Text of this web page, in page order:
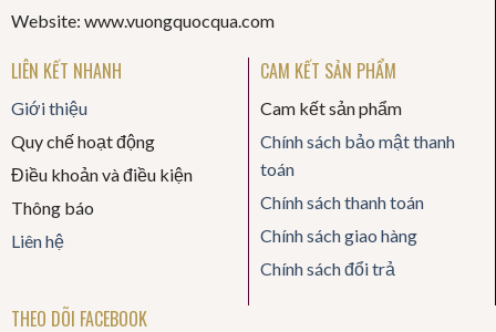
Website: www.vuongquocqua.com
LIÊN KẾT NHANH
Giới thiệu
Quy chế hoạt động
Điều khoản và điều kiện
Thông báo
Liên hệ
CAM KẾT SẢN PHẨM
Cam kết sản phẩm
Chính sách bảo mật thanh
toán
Chính sách thanh toán
Chính sách giao hàng
Chính sách đổi trả
THEO DÕI FACEBOOK